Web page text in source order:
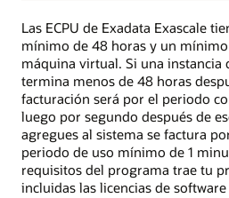
Las ECPU de Exadata Exascale
mínimo de 48 horas y un mínimo
máquina virtual. Si una instancia
termina menos de 48 horas
facturación será por el periodo
luego por segundo después de
agregues al sistema se factura
periodo de uso mínimo de 1
requisitos del programa trae tu
incluidas las licencias de